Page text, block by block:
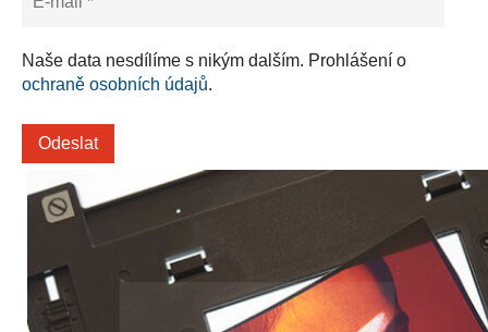
Naše data nesdílíme s nikým dalším. Prohlášení o
ochraně osobních údajů.